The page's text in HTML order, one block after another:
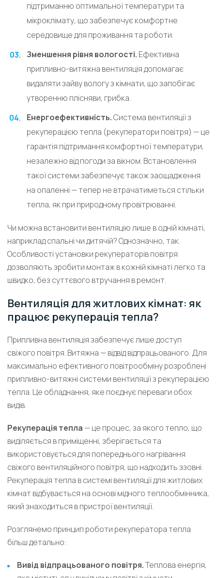
підтриманню оптимальної температури та
мікроклімату, що забезпечує комфортне
середовище для проживання та роботи.
Зменшення рівня вологості. Ефективна
припливно-витяжна вентиляція допомагає
видаляти зайву вологу з кімнати, що запобігає
утворенню плісняви, грибка.
Енергоефективність.Система вентиляції з
рекуперацією тепла (рекуператори повітря) — це
гарантія підтримання комфортної температури,
незалежно від погоди за вікном. Встановлення
такої системи забезпечує також заощадження
на опаленні — тепер не втрачатиметься стільки
тепла, як при природному провітрюванні.
Чи можна встановити вентиляцію лише в одній кімнаті,
наприклад спальні чи дитячій? Однозначно, так.
Особливості установки рекуператорів повітря
дозволяють зробити монтаж в кожній кімнаті легко та
швидко, без суттєвого втручання в ремонт.
Вентиляція для житлових кімнат: як
працює рекуперація тепла?
Припливна вентиляція забезпечує лише доступ
свіжого повітря. Витяжна — відвід відпрацьованого. Для
максимально ефективного повітрообміну розроблені
припливно-витяжні системи вентиляції з рекуперацією
тепла. Це обладнання, яке поєднує переваги обох
видів.
Рекуперація тепла — це процес, за якого тепло, що
виділяється в приміщенні, зберігається та
використовується для попереднього нагрівання
свіжого вентиляційного повітря, що надходить ззовні.
Рекуперація тепла в системі вентиляції для житлових
кімнат відбувається на основі мідного теплообмінника,
який знаходиться в пристрої вентиляції.
Розглянемо принцип роботи рекуператора тепла
більш детально:
Вивід відпрацьованого повітря.Теплова енергія,